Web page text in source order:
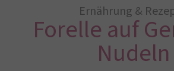
Ernährung &
Forelle auf
Nudeln